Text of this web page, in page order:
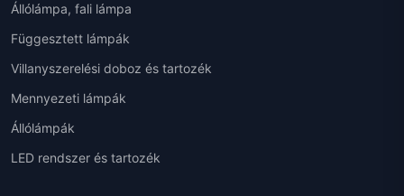
Állólámpa, fali lámpa
Függesztett lámpák
Villanyszerelési doboz és tartozék
Mennyezeti lámpák
Állólámpák
LED rendszer és tartozék